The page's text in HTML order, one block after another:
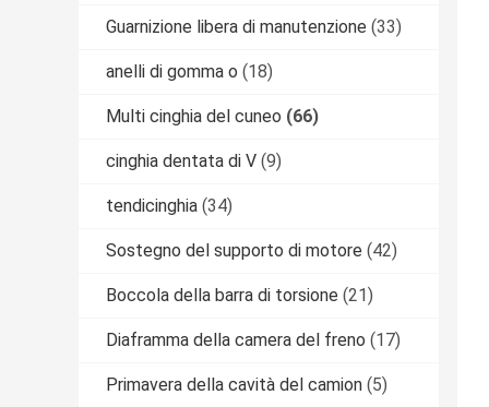
Guarnizione libera di manutenzione (33)
anelli di gomma o (18)
Multi cinghia del cuneo (66)
cinghia dentata di V (9)
tendicinghia (34)
Sostegno del supporto di motore (42)
Boccola della barra di torsione (21)
Diaframma della camera del freno (17)
Primavera della cavità del camion (5)